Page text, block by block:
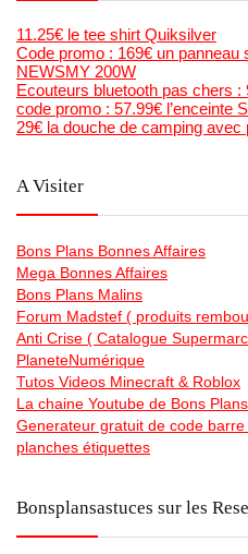
11.25€ le tee shirt Quiksilver
Code promo : 169€ un panneau
NEWSMY 200W
Ecouteurs bluetooth pas chers
code promo : 57.99€ l’enceinte
29€ la douche de camping avec
A Visiter
Bons Plans Bonnes Affaires
Mega Bonnes Affaires
Bons Plans Malins
Forum Madstef ( produits
Anti Crise ( Catalogue
PlaneteNumérique
Tutos Videos Minecraft & Roblox
La chaine Youtube de Bons
Generateur gratuit de code
planches étiquettes
Bonsplansastuces sur les